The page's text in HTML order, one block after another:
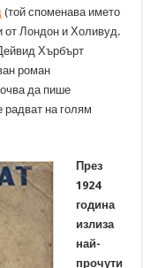
(той споменава името
от Лондон и Холивуд.
Хърбърт
роман
да пише
радват на голям
През
1924
година
излиза
най-
прочути